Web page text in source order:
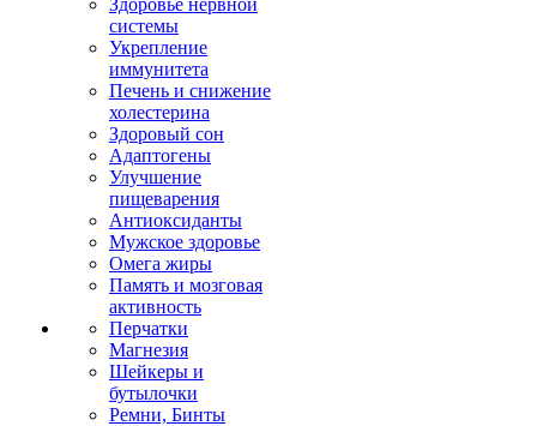
Здоровье нервной
системы
Укрепление
иммунитета
Печень и снижение
холестерина
Здоровый сон
Адаптогены
Улучшение
пищеварения
Антиоксиданты
Мужское здоровье
Омега жиры
Память и мозговая
активность
Перчатки
Магнезия
Шейкеры и
бутылочки
Ремни, Бинты